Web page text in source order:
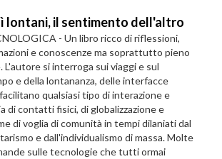
lontani, il sentimento dell'altro
- Un libro ricco di riflessioni,
e conoscenze ma soprattutto pieno
L'autore si interroga sui viaggi e sul
e della lontananza, delle interfacce
qualsiasi tipo di interazione e
di contatti fisici, di globalizzazione e
di voglia di comunità in tempi dilaniati dal
e dall'individualismo di massa. Molte
sulle tecnologie che tutti ormai